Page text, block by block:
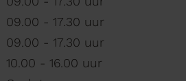
09.00 - 17.30 uur
09.00 - 17.30 uur
10.00 - 16.00 uur